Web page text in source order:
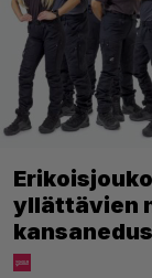
yllättävien